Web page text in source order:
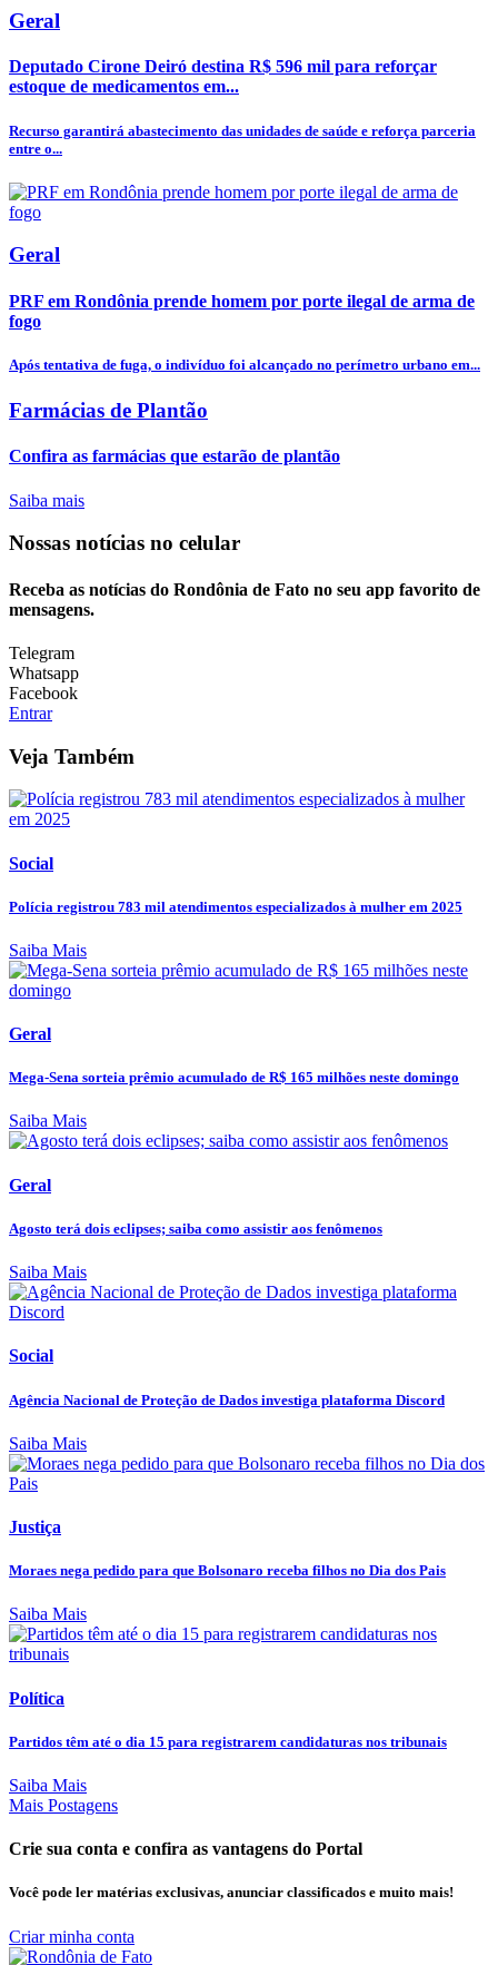
Geral
Deputado Cirone Deiró destina R$ 596 mil para reforçar
estoque de medicamentos em...
Recurso garantirá abastecimento das unidades de saúde e reforça parceria
entre o...
Geral
PRF em Rondônia prende homem por porte ilegal de arma de
fogo
Após tentativa de fuga, o indivíduo foi alcançado no perímetro urbano em...
Farmácias de Plantão
Confira as farmácias que estarão de plantão
Saiba mais
Nossas notícias no celular
Receba as notícias do Rondônia de Fato no seu app favorito de
mensagens.
Telegram
Whatsapp
Facebook
Entrar
Veja Também
Social
Polícia registrou 783 mil atendimentos especializados à mulher em 2025
Saiba Mais
Geral
Mega-Sena sorteia prêmio acumulado de R$ 165 milhões neste domingo
Saiba Mais
Geral
Agosto terá dois eclipses; saiba como assistir aos fenômenos
Saiba Mais
Social
Agência Nacional de Proteção de Dados investiga plataforma Discord
Saiba Mais
Justiça
Moraes nega pedido para que Bolsonaro receba filhos no Dia dos Pais
Saiba Mais
Política
Partidos têm até o dia 15 para registrarem candidaturas nos tribunais
Saiba Mais
Mais Postagens
Crie sua conta e confira as vantagens do Portal
Você pode ler matérias exclusivas, anunciar classificados e muito mais!
Criar minha conta